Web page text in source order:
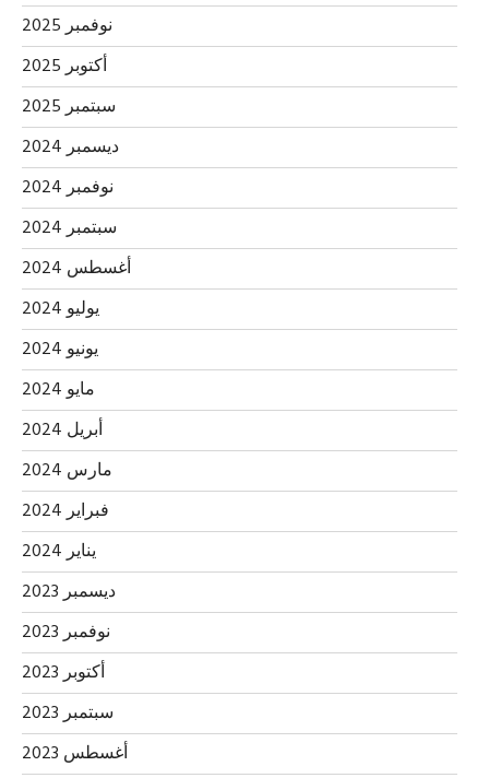
نوفمبر 2025
أكتوبر 2025
سبتمبر 2025
ديسمبر 2024
نوفمبر 2024
سبتمبر 2024
أغسطس 2024
يوليو 2024
يونيو 2024
مايو 2024
أبريل 2024
مارس 2024
فبراير 2024
يناير 2024
ديسمبر 2023
نوفمبر 2023
أكتوبر 2023
سبتمبر 2023
أغسطس 2023